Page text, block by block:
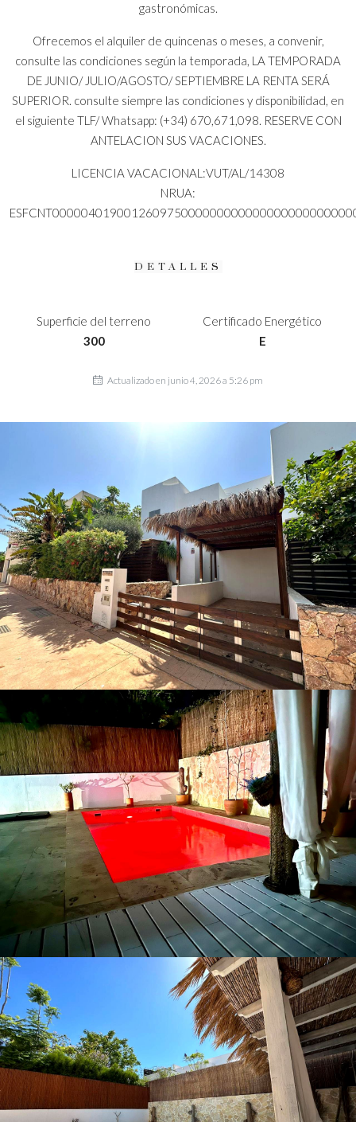
gastronómicas.
Ofrecemos el alquiler de quincenas o meses, a convenir,
consulte las condiciones según la temporada, LA TEMPORADA
DE JUNIO/ JULIO/AGOSTO/ SEPTIEMBRE LA RENTA SERÁ
SUPERIOR. consulte siempre las condiciones y disponibilidad, en
el siguiente TLF/ Whatsapp: (+34) 670,671,098. RESERVE CON
ANTELACION SUS VACACIONES.
LICENCIA VACACIONAL:VUT/AL/14308
NRUA:
DETALLES
Superficie del terreno
300
Certificado Energético
E
Actualizado en junio 4, 2026 a 5:26 pm